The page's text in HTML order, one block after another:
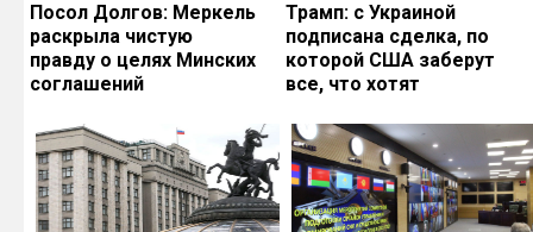
Посол Долгов: Меркель
раскрыла чистую
правду о целях Минских
соглашений
Трамп: с Украиной
подписана сделка, по
которой США заберут
все, что хотят